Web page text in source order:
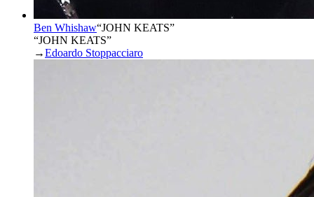
Ben Whishaw“JOHN KEATS”
“JOHN KEATS”
→Edoardo Stoppacciaro